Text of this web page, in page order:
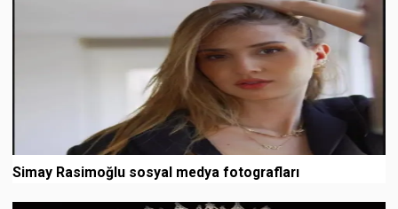
Simay Rasimoğlu sosyal medya fotografları